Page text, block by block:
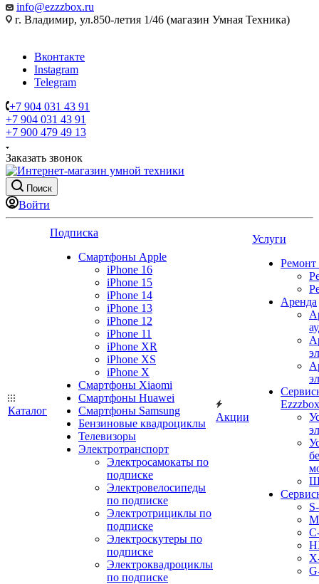
info@ezzzbox.ru
г. Владимир, ул.850-летия 1/46 (магазин Умная Техника)
Вконтакте
Instagram
Telegram
+7 904 031 43 91
+7 904 031 43 91
+7 900 479 49 13
Заказать звонок
Поиск
Войти
Каталог
Подписка
Смартфоны Apple
iPhone 16
iPhone 15
iPhone 14
iPhone 13
iPhone 12
iPhone 11
iPhone XR
iPhone XS
iPhone X
Смартфоны Xiaomi
Смартфоны Huawei
Смартфоны Samsung
Бензиновые квадроциклы
Телевизоры
Электротранспорт
Электросамокаты по
подписке
Электровелосипеды
по подписке
Электротрициклы по
подписке
Электроскутеры по
подписке
Электроквадроциклы
по подписке
Акции
Услуги
Ремонт
Аренда
Ezzzbox